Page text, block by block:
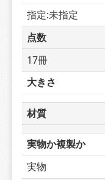
指定:未指定
点数
17冊
大きさ
材質
実物か複製か
実物